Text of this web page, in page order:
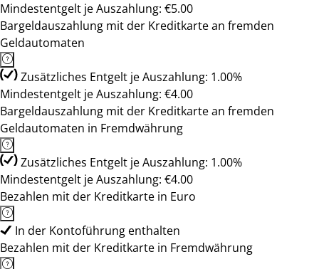
Mindestentgelt je Auszahlung: €5.00
Bargeldauszahlung mit der Kreditkarte an fremden
Geldautomaten
Zusätzliches Entgelt je Auszahlung: 1.00%
Mindestentgelt je Auszahlung: €4.00
Bargeldauszahlung mit der Kreditkarte an fremden
Geldautomaten in Fremdwährung
Zusätzliches Entgelt je Auszahlung: 1.00%
Mindestentgelt je Auszahlung: €4.00
Bezahlen mit der Kreditkarte in Euro
In der Kontoführung enthalten
Bezahlen mit der Kreditkarte in Fremdwährung